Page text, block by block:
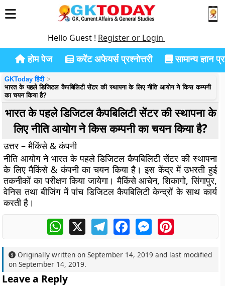
Hello Guest ! Register or Login
होम पेज करेंट अफेयर्स प्रश्नोत्तरी सामान्य ज्ञान
GKToday हिंदी
भारत के पहले डिजिटल कैपबिलिटी सेंटर की स्थापना के लिए नीति आयोग ने किस कम्पनी
का चयन किया है?
भारत के पहले डिजिटल कैपबिलिटी सेंटर की स्थापना के
लिए नीति आयोग ने किस कम्पनी का चयन किया है?
उत्तर – मैकिंसे & कंपनी
नीति आयोग ने भारत के पहले डिजिटल कैपबिलिटी सेंटर की स्थापना
के लिए मैकिंसे & कंपनी का चयन किया है। इस केंद्र में उभरती हुई
तकनीकों का परीक्षण किया जायेगा। मैकिंसे आचेन, शिकागो, सिंगापुर,
वेनिस तथा बीजिंग में पांच डिजिटल कैपबिलिटी केन्द्रों के साथ कार्य
करती है।
WhatsApp
X TelegramFacebookMessengerPinterest
Originally written onSeptember 14, 2019 and last modified
onSeptember 14, 2019.
Leave a Reply